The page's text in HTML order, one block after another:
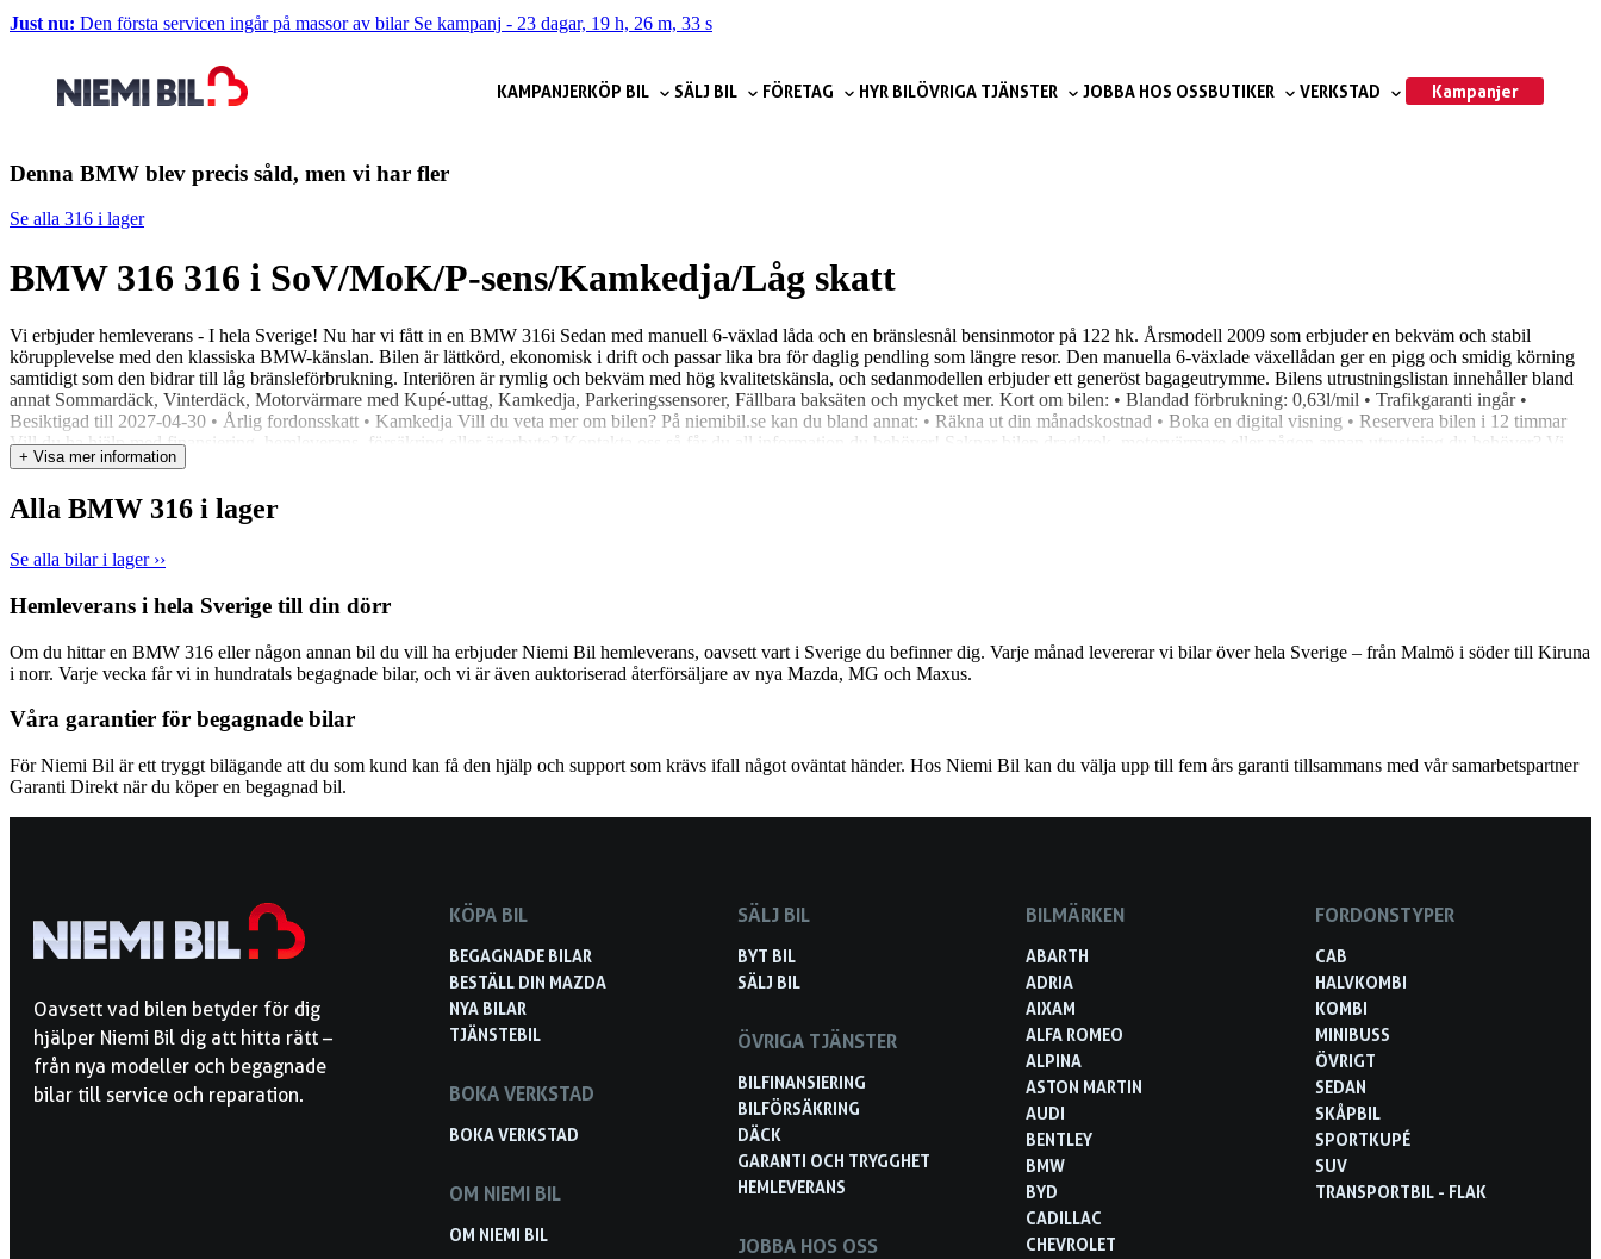
Just nu: Den första servicen ingår på massor av bilar Se kampanj - 23 dagar, 19 h, 26 m, 32 s
KAMPANJERKÖP BIL SÄLJ BIL FÖRETAG HYR BILÖVRIGA TJÄNSTER JOBBA HOS OSSBUTIKER VERKSTAD Kampanjer
Denna BMW blev precis såld, men vi har fler
Se alla 316 i lager
BMW 316 316 i SoV/MoK/P-sens/Kamkedja/Låg skatt
Vi erbjuder hemleverans - I hela Sverige! Nu har vi fått in en BMW 316i Sedan med manuell 6-växlad låda och en bränslesnål bensinmotor på 122 hk. Årsmodell 2009 som erbjuder en bekväm och stabil
körupplevelse med den klassiska BMW-känslan. Bilen är lättkörd, ekonomisk i drift och passar lika bra för daglig pendling som längre resor. Den manuella 6-växlade växellådan ger en pigg och smidig körning
samtidigt som den bidrar till låg bränsleförbrukning. Interiören är rymlig och bekväm med hög kvalitetskänsla, och sedanmodellen erbjuder ett generöst bagageutrymme. Bilens utrustningslistan innehåller bland
annat Sommardäck, Vinterdäck, Motorvärmare med Kupé-uttag, Kamkedja, Parkeringssensorer, Fällbara baksäten och mycket mer. Kort om bilen: • Blandad förbrukning: 0,63l/mil • Trafikgaranti ingår •
Besiktigad till 2027-04-30 • Årlig fordonsskatt • Kamkedja Vill du veta mer om bilen? På niemibil.se kan du bland annat: • Räkna ut din månadskostnad • Boka en digital visning • Reservera bilen i 12 timmar
Vill du ha hjälp med finansiering, hemleverans, försäkring eller ägarbyte? Kontakta oss så får du all information du behöver! Saknar bilen dragkrok, motorvärmare eller någon annan utrustning du behöver? Vi
hjälper gärna till med extrautrustning före eller efter leverans! Vill du byta in din nuvarande bil när du köper en ny? Inga problem! Vi värderar din bil kostnadsfritt och lämnar ett prisförslag direkt – Du behöver
+ Visa mer information
Alla BMW 316 i lager
Se alla bilar i lager ››
Hemleverans i hela Sverige till din dörr
Om du hittar en BMW 316 eller någon annan bil du vill ha erbjuder Niemi Bil hemleverans, oavsett vart i Sverige du befinner dig. Varje månad levererar vi bilar över hela Sverige – från Malmö i söder till Kiruna
i norr. Varje vecka får vi in hundratals begagnade bilar, och vi är även auktoriserad återförsäljare av nya Mazda, MG och Maxus.
Våra garantier för begagnade bilar
För Niemi Bil är ett tryggt bilägande att du som kund kan få den hjälp och support som krävs ifall något oväntat händer. Hos Niemi Bil kan du välja upp till fem års garanti tillsammans med vår samarbetspartner
Garanti Direkt när du köper en begagnad bil.
Oavsett vad bilen betyder för dig
hjälper Niemi Bil dig att hitta rätt –
från nya modeller och begagnade
bilar till service och reparation.
KÖPA BIL
BEGAGNADE BILAR
BESTÄLL DIN MAZDA
NYA BILAR
TJÄNSTEBIL
BOKA VERKSTAD
BOKA VERKSTAD
OM NIEMI BIL
OM NIEMI BIL
SÄLJ BIL
BYT BIL
SÄLJ BIL
ÖVRIGA TJÄNSTER
BILFINANSIERING
BILFÖRSÄKRING
DÄCK
GARANTI OCH TRYGGHET
HEMLEVERANS
JOBBA HOS OSS
BILMÄRKEN
ABARTH
ADRIA
AIXAM
ALFA ROMEO
ALPINA
ASTON MARTIN
AUDI
BENTLEY
BMW
BYD
CADILLAC
CHEVROLET
FORDONSTYPER
CAB
HALVKOMBI
KOMBI
MINIBUSS
ÖVRIGT
SEDAN
SKÅPBIL
SPORTKUPÉ
SUV
TRANSPORTBIL - FLAK